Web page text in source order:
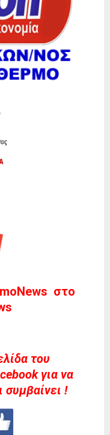
στο
του
για να
συμβαίνει !